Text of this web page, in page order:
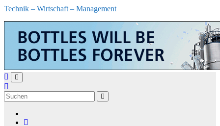
Technik – Wirtschaft – Management